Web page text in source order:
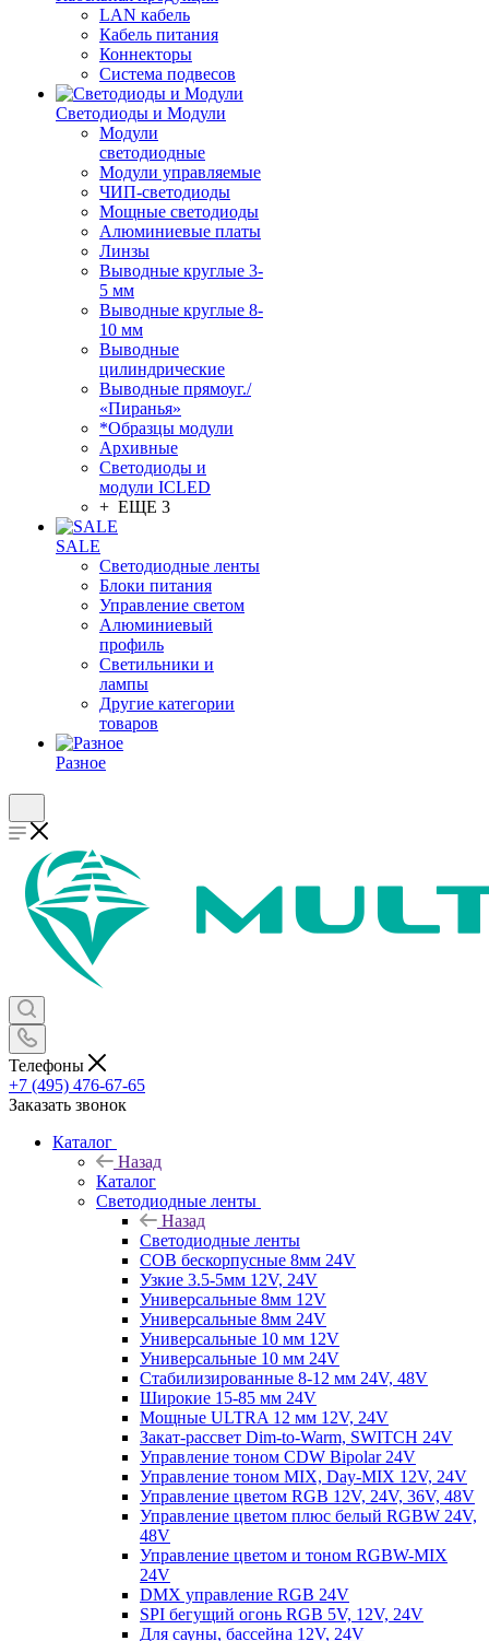
LAN кабель
Кабель питания
Коннекторы
Система подвесов
Светодиоды и Модули
Модули
светодиодные
Модули управляемые
ЧИП-светодиоды
Мощные светодиоды
Алюминиевые платы
Линзы
Выводные круглые 3-
5 мм
Выводные круглые 8-
10 мм
Выводные
цилиндрические
Выводные прямоуг./
«Пиранья»
*Образцы модули
Архивные
Светодиоды и
модули ICLED
+ ЕЩЕ 3
SALE
Светодиодные ленты
Блоки питания
Управление светом
Алюминиевый
профиль
Светильники и
лампы
Другие категории
товаров
Разное
Телефоны
+7 (495) 476-67-65
Заказать звонок
Каталог
Назад
Каталог
Светодиодные ленты
Назад
Светодиодные ленты
COB бескорпусные 8мм 24V
Узкие 3.5-5мм 12V, 24V
Универсальные 8мм 12V
Универсальные 8мм 24V
Универсальные 10 мм 12V
Универсальные 10 мм 24V
Стабилизированные 8-12 мм 24V, 48V
Широкие 15-85 мм 24V
Мощные ULTRA 12 мм 12V, 24V
Закат-рассвет Dim-to-Warm, SWITCH 24V
Управление тоном CDW Bipolar 24V
Управление тоном MIX, Day-MIX 12V, 24V
Управление цветом RGB 12V, 24V, 36V, 48V
Управление цветом плюс белый RGBW 24V,
48V
Управление цветом и тоном RGBW-MIX
24V
DMX управление RGB 24V
SPI бегущий огонь RGB 5V, 12V, 24V
Для сауны, бассейна 12V, 24V